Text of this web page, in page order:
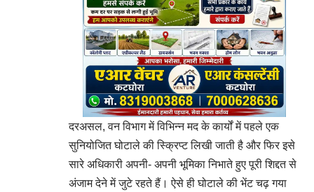
दरअसल, वन विभाग में विभिन्न मद के कार्यों में पहले एक
सुनियोजित घोटाले की स्क्रिप्ट लिखी जाती है और फिर इसे
सारे अधिकारी अपनी- अपनी भूमिका निभाते हुए पूरी शिद्दत से
अंजाम देने में जुटे रहते हैं। ऐसे ही घोटाले की भेंट चढ़ गया